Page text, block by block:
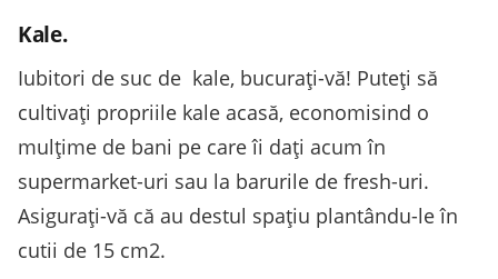
Kale.
Iubitori de suc de kale, bucuraţi-vă! Puteţi să
cultivaţi propriile kale acasă, economisind o
mulțime de bani pe care îi daţi acum în
supermarket-uri sau la barurile de fresh-uri.
Asiguraţi-vă că au destul spaţiu plantându-le în
cutii de 15 cm2.